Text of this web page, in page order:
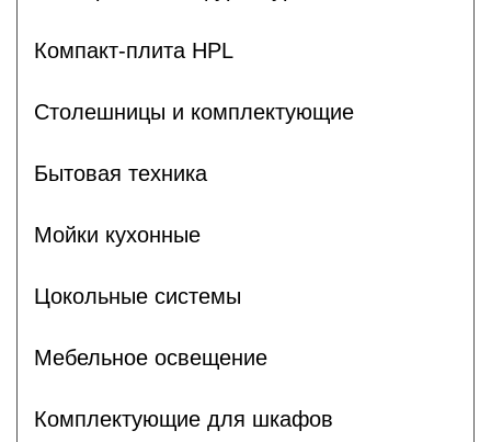
Компакт-плита HPL
Столешницы и комплектующие
Бытовая техника
Мойки кухонные
Цокольные системы
Мебельное освещение
Комплектующие для шкафов